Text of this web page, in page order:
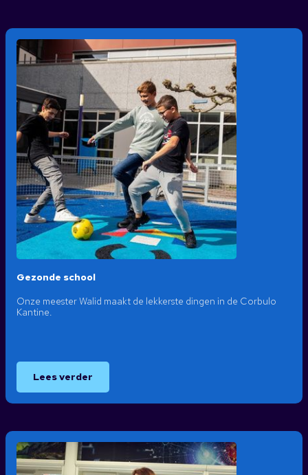
Gezonde school
Onze meester Walid maakt de lekkerste dingen in de Corbulo
Kantine.
Lees verder